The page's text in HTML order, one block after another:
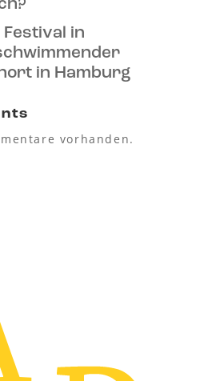
Festival in
in Hamburg
vorhanden.